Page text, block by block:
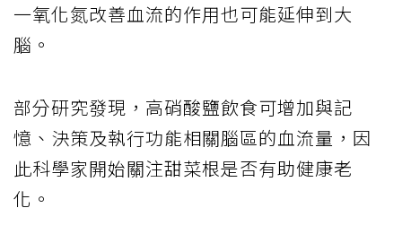
一氧化氮改善血流的作用也可能延伸到大
腦。
部分研究發現，高硝酸鹽飲食可增加與記
憶、決策及執行功能相關腦區的血流量，因
此科學家開始關注甜菜根是否有助健康老
化。